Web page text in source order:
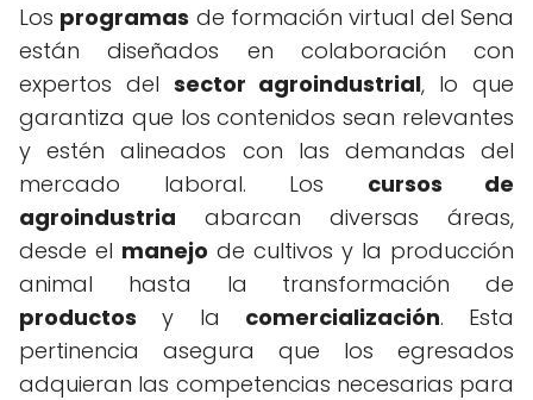
Los programas de formación virtual del Sena
están diseñados en colaboración con
expertos del sector agroindustrial, lo que
garantiza que los contenidos sean relevantes
y estén alineados con las demandas del
mercado laboral. Los cursos de
agroindustria abarcan diversas áreas,
desde el manejo de cultivos y la producción
animal hasta la transformación de
productos y la comercialización. Esta
pertinencia asegura que los egresados
adquieran las competencias necesarias para